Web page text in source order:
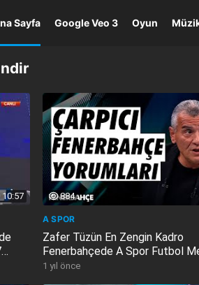
Sayfa Google Veo 3 Oyun
10:57 884
A SPOR
Zafer Tüzün En Zengin Kadro
Fenerbahçede A Spor Futbol
17.10.2024
1 yıl önce